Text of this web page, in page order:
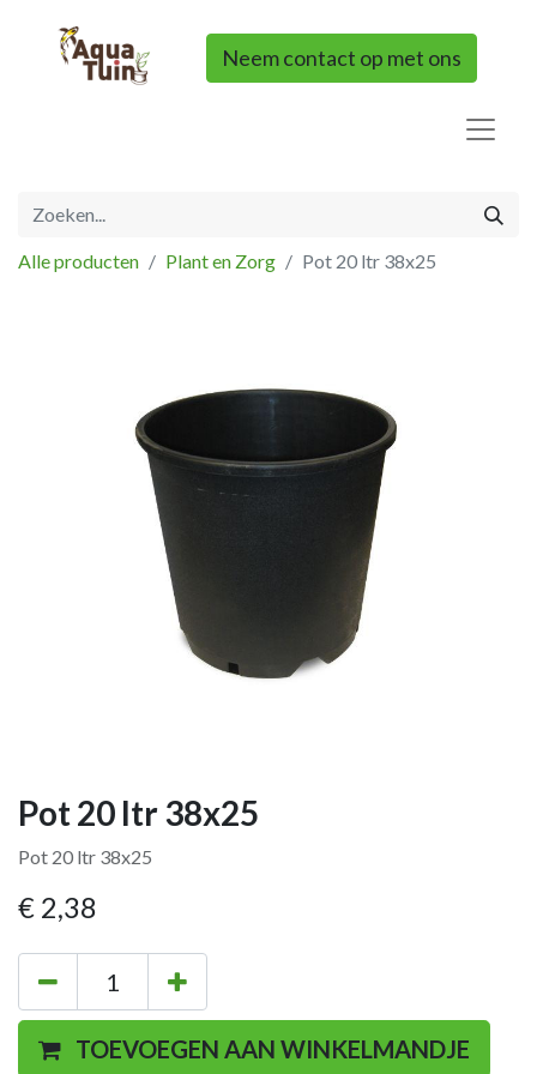
Neem contact op met ons
Alle producten Plant en Zorg Pot 20 ltr 38x25
Pot 20 ltr 38x25
Pot 20 ltr 38x25
€ 2,38
TOEVOEGEN AAN WINKELMANDJE